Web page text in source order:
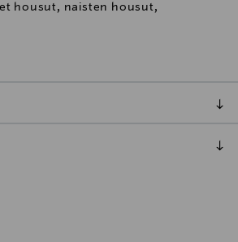
housut, naisten housut,